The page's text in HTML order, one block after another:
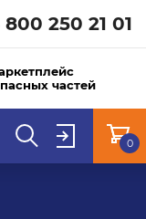
800 250 21 01
частей
0